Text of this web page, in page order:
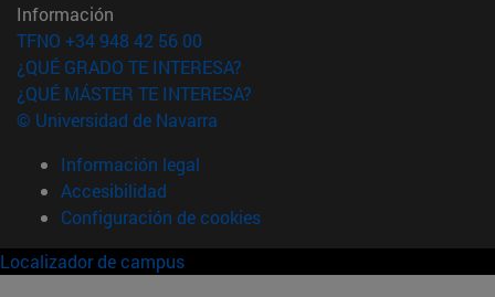
Información
TFNO +34 948 42 56 00
¿QUÉ GRADO TE INTERESA?
¿QUÉ MÁSTER TE INTERESA?
© Universidad de Navarra
Información legal
Accesibilidad
Configuración de cookies
Localizador de campus